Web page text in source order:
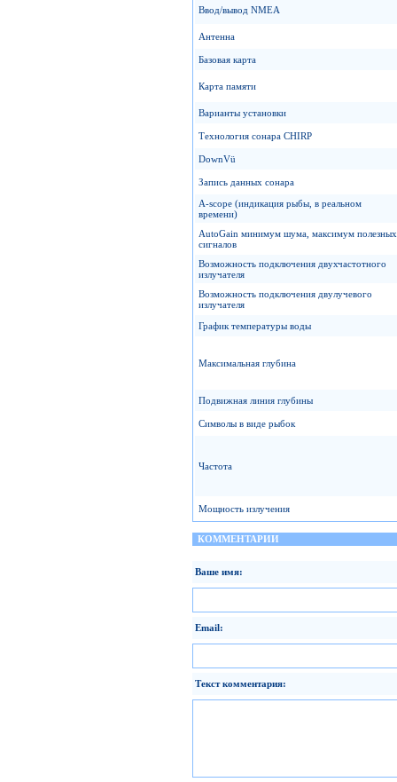
Ввод/вывод NMEA
Антенна
Базовая карта
Карта памяти
Варианты установки
Технология сонара CHIRP
DownVü
Запись данных сонара
A-scope (индикация рыбы, в реальном
времени)
AutoGain минимум шума, максимум полезных
сигналов
Возможность подключения двухчастотного
излучателя
Возможность подключения двулучевого
излучателя
График температуры воды
Максимальная глубина
Подвижная линия глубины
Символы в виде рыбок
Частота
Мощность излучения
КОММЕНТАРИИ
Ваше имя:
Email:
Текст комментария: